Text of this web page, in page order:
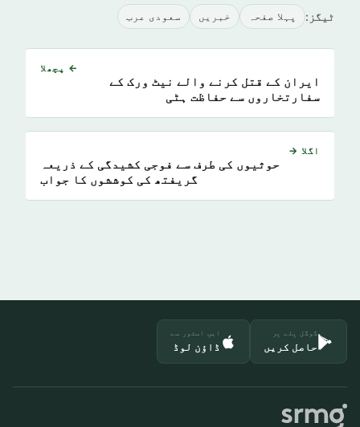
ٹیگز: پہلا صفحہ خبريں سعودى عرب
← پچھلا
ایران کے قتل کرنے والے نیٹ ورک کے
سفارتخاروں سے حفاظت ہٹی
اگلا →
حوثیوں کی طرف سے فوجی کشیدگی کے ذریعہ
گریفتھ کی کوششوں کا جواب
گوگل پلے پر
حاصل کریں
ایپ اسٹور سے
ڈاؤن لوڈ